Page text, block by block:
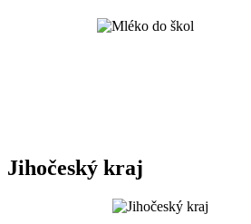
Jihočeský kraj